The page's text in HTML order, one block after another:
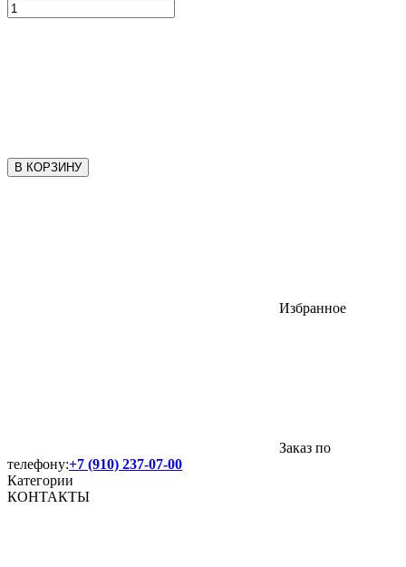
В КОРЗИНУ
Избранное
Заказ по
телефону:+7 (910) 237-07-00
Категории
КОНТАКТЫ